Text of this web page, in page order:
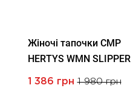
Жіночі тапочки CMP
HERTYS WMN SLIPPER
1 386 грн 1 980 грн